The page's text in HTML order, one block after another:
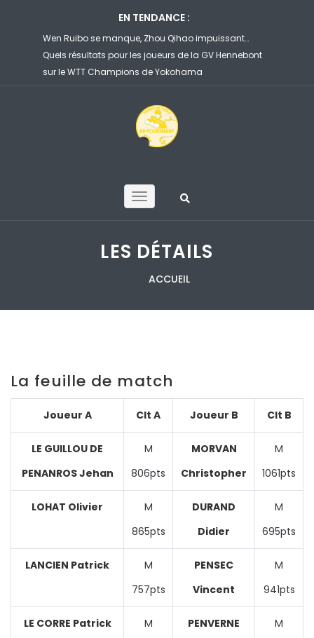
EN TENDANCE :
Wen Ruibo se manque, Zhou Qihao impuissant…
Quels résultats pour les joueurs de la GV Hennebont
sur le WTT Champions de Yokohama
Félix Lebrun
file en 8es de
LES DÉTAILS
ACCUEIL
La feuille de match
Joueur A Clt A Joueur B Clt B
LE GUILLOU DE
PENANROS Jehan
M
806pts
MORVAN
Christopher
M
1061pts
LOHAT Olivier
M
865pts
DURAND
Didier
M
695pts
LANCIEN Patrick
M
757pts
PENSEC
Vincent
M
941pts
LE CORRE Patrick
M
PENVERNE
M